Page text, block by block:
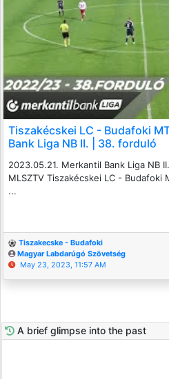
Tiszakécskei LC - Budafoki
Bank Liga NB II. | 38. forduló
2023.05.21. Merkantil Bank Liga NB
MLSZTV Tiszakécskei LC -
...
Tiszakecske - Budafoki
Magyar Labdarúgó Szövetség
May 23, 2023, 11:57 AM
A brief glimpse into the past